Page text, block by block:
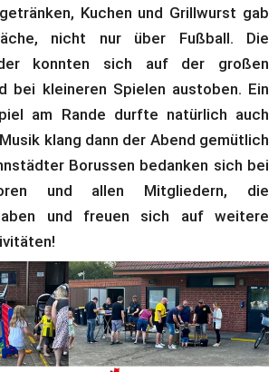
Kuchen und Grillwurst gab
nicht nur über Fußball. Die
konnten sich auf der großen
bei kleineren Spielen austoben. Ein
am Rande durfte natürlich auch
klang dann der Abend gemütlich
Borussen bedanken sich bei
und allen Mitgliedern, die
und freuen sich auf weitere